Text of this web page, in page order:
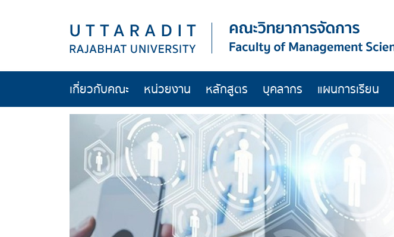
เกี่ยวกับคณะ หน่วยงาน หลักสูตร บุคลากร แผนการเรียน